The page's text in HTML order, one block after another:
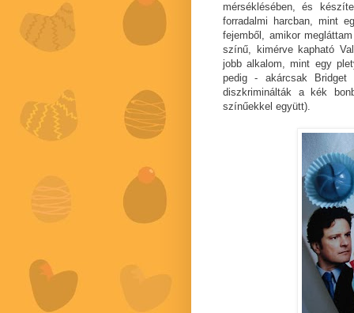
mérséklésében, és
forradalmi harcban, mint
fejemből, amikor megláttam
színű, kimérve kapható
jobb alkalom, mint egy
pedig - akárcsak Bridget
diszkriminálták a kék
színűekkel együtt).